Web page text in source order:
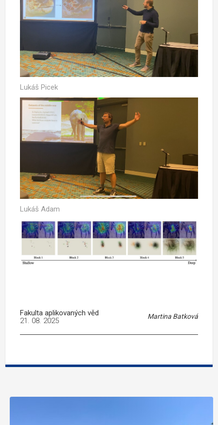
Lukáš Picek
Lukáš Adam
Fakulta aplikovaných věd Martina Batková
21. 08. 2025